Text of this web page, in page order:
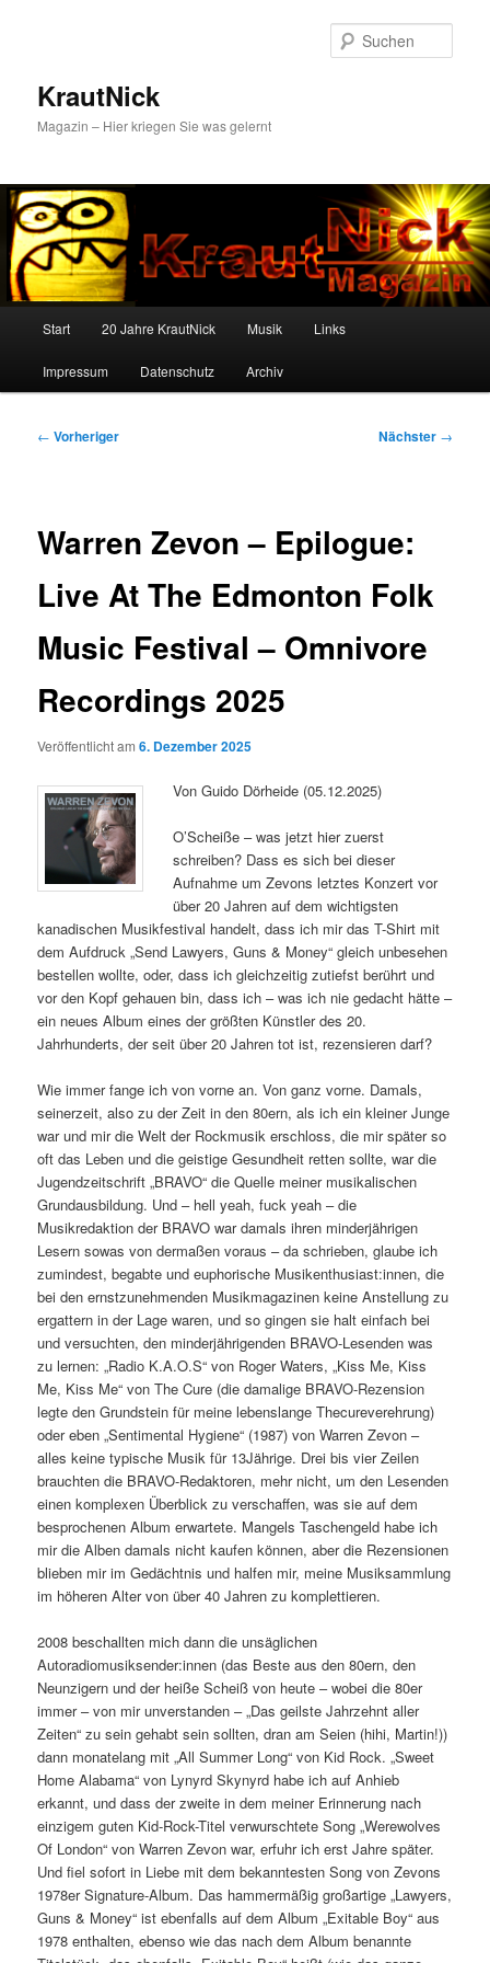
KrautNick
Magazin – Hier kriegen Sie was gelernt
Start 20 Jahre KrautNick Musik Links
Impressum Datenschutz Archiv
Beitragsnavigation
← Vorheriger Nächster →
Warren Zevon – Epilogue:
Live At The Edmonton Folk
Music Festival – Omnivore
Recordings 2025
Veröffentlicht am6. Dezember 2025
Von Guido Dörheide (05.12.2025)
O’Scheiße – was jetzt hier zuerst
schreiben? Dass es sich bei dieser
Aufnahme um Zevons letztes Konzert vor
über 20 Jahren auf dem wichtigsten
kanadischen Musikfestival handelt, dass ich mir das T-Shirt mit
dem Aufdruck „Send Lawyers, Guns & Money“ gleich unbesehen
bestellen wollte, oder, dass ich gleichzeitig zutiefst berührt und
vor den Kopf gehauen bin, dass ich – was ich nie gedacht hätte –
ein neues Album eines der größten Künstler des 20.
Jahrhunderts, der seit über 20 Jahren tot ist, rezensieren darf?
Wie immer fange ich von vorne an. Von ganz vorne. Damals,
seinerzeit, also zu der Zeit in den 80ern, als ich ein kleiner Junge
war und mir die Welt der Rockmusik erschloss, die mir später so
oft das Leben und die geistige Gesundheit retten sollte, war die
Jugendzeitschrift „BRAVO“ die Quelle meiner musikalischen
Grundausbildung. Und – hell yeah, fuck yeah – die
Musikredaktion der BRAVO war damals ihren minderjährigen
Lesern sowas von dermaßen voraus – da schrieben, glaube ich
zumindest, begabte und euphorische Musikenthusiast:innen, die
bei den ernstzunehmenden Musikmagazinen keine Anstellung zu
ergattern in der Lage waren, und so gingen sie halt einfach bei
und versuchten, den minderjährigenden BRAVO-Lesenden was
zu lernen: „Radio K.A.O.S“ von Roger Waters, „Kiss Me, Kiss
Me, Kiss Me“ von The Cure (die damalige BRAVO-Rezension
legte den Grundstein für meine lebenslange Thecureverehrung)
oder eben „Sentimental Hygiene“ (1987) von Warren Zevon –
alles keine typische Musik für 13Jährige. Drei bis vier Zeilen
brauchten die BRAVO-Redaktoren, mehr nicht, um den Lesenden
einen komplexen Überblick zu verschaffen, was sie auf dem
besprochenen Album erwartete. Mangels Taschengeld habe ich
mir die Alben damals nicht kaufen können, aber die Rezensionen
blieben mir im Gedächtnis und halfen mir, meine Musiksammlung
im höheren Alter von über 40 Jahren zu komplettieren.
2008 beschallten mich dann die unsäglichen
Autoradiomusiksender:innen (das Beste aus den 80ern, den
Neunzigern und der heiße Scheiß von heute – wobei die 80er
immer – von mir unverstanden – „Das geilste Jahrzehnt aller
Zeiten“ zu sein gehabt sein sollten, dran am Seien (hihi, Martin!))
dann monatelang mit „All Summer Long“ von Kid Rock. „Sweet
Home Alabama“ von Lynyrd Skynyrd habe ich auf Anhieb
erkannt, und dass der zweite in dem meiner Erinnerung nach
einzigem guten Kid-Rock-Titel verwurschtete Song „Werewolves
Of London“ von Warren Zevon war, erfuhr ich erst Jahre später.
Und fiel sofort in Liebe mit dem bekanntesten Song von Zevons
1978er Signature-Album. Das hammermäßig großartige „Lawyers,
Guns & Money“ ist ebenfalls auf dem Album „Exitable Boy“ aus
1978 enthalten, ebenso wie das nach dem Album benannte